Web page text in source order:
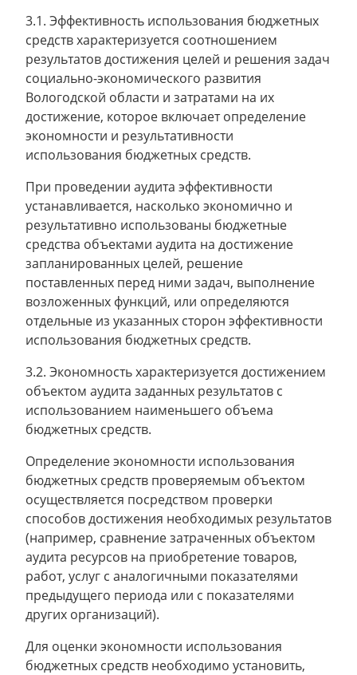
3.1. Эффективность использования бюджетных
средств характеризуется соотношением
результатов достижения целей и решения задач
социально-экономического развития
Вологодской области и затратами на их
достижение, которое включает определение
экономности и результативности
использования бюджетных средств.
При проведении аудита эффективности
устанавливается, насколько экономично и
результативно использованы бюджетные
средства объектами аудита на достижение
запланированных целей, решение
поставленных перед ними задач, выполнение
возложенных функций, или определяются
отдельные из указанных сторон эффективности
использования бюджетных средств.
3.2. Экономность характеризуется достижением
объектом аудита заданных результатов с
использованием наименьшего объема
бюджетных средств.
Определение экономности использования
бюджетных средств проверяемым объектом
осуществляется посредством проверки
способов достижения необходимых результатов
(например, сравнение затраченных объектом
аудита ресурсов на приобретение товаров,
работ, услуг с аналогичными показателями
предыдущего периода или с показателями
других организаций).
Для оценки экономности использования
бюджетных средств необходимо установить,